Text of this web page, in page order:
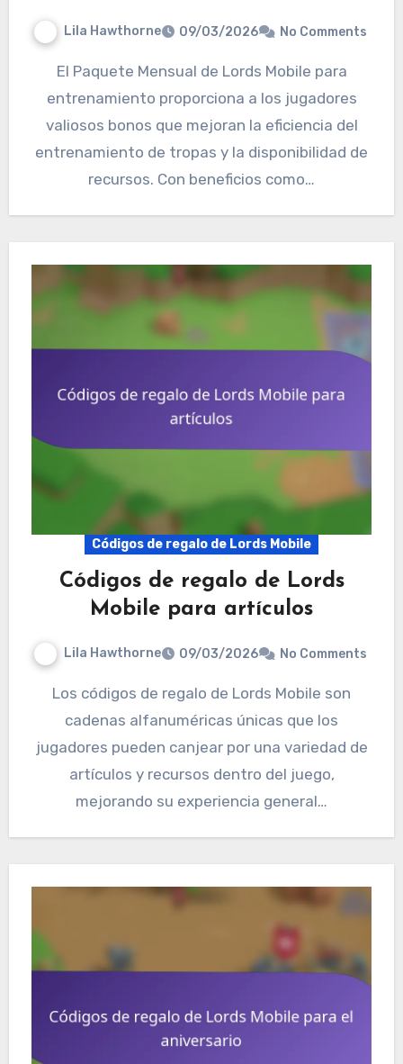
Lila Hawthorne 09/03/2026 No Comments
El Paquete Mensual de Lords Mobile para
entrenamiento proporciona a los jugadores
valiosos bonos que mejoran la eficiencia del
entrenamiento de tropas y la disponibilidad de
recursos. Con beneficios como…
Códigos de regalo de Lords Mobile
Códigos de regalo de Lords
Mobile para artículos
Lila Hawthorne 09/03/2026 No Comments
Los códigos de regalo de Lords Mobile son
cadenas alfanuméricas únicas que los
jugadores pueden canjear por una variedad de
artículos y recursos dentro del juego,
mejorando su experiencia general…